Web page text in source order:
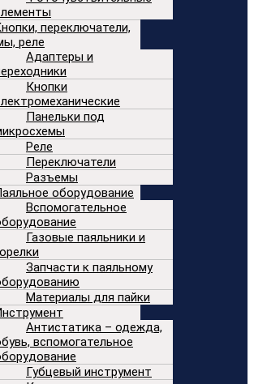
переключатели,
реле
Адаптеры и
Кнопки
Панельки под
Реле
Переключатели
Разъемы
оборудование
Вспомогательное
Газовые паяльники и
Запчасти к паяльному
Материалы для пайки
Антистатика – одежда,
вспомогательное
Губцевый инструмент